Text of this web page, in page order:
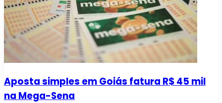
Aposta simples em Goiás fatura R$ 45 mil
na Mega-Sena